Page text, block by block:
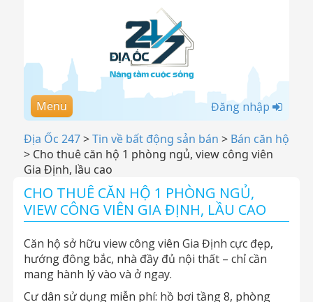
Menu Đăng nhập
Địa Ốc 247>Tin về bất động sản bán > Bán căn hộ
> Cho thuê căn hộ 1 phòng ngủ, view công viên
Gia Định, lầu cao
CHO THUÊ CĂN HỘ 1 PHÒNG NGỦ,
VIEW CÔNG VIÊN GIA ĐỊNH, LẦU CAO
Căn hộ sở hữu view công viên Gia Định cực đẹp,
hướng đông bắc, nhà đầy đủ nội thất – chỉ cần
mang hành lý vào và ở ngay.
Cư dân sử dụng miễn phí: hồ bơi tầng 8, phòng